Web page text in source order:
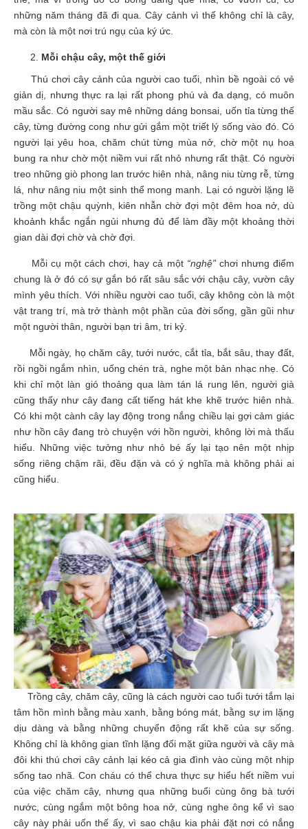
những năm tháng đã đi qua. Cây cảnh vì thế không chỉ là cây,
mà còn là một nơi trú ngụ của ký ức.
Mỗi chậu cây, một thế giới
Thú chơi cây cảnh của người cao tuổi, nhìn bề ngoài có vẻ
giản dị, nhưng thực ra lại rất phong phú và đa dạng, có muôn
mầu sắc. Có người say mê những dáng bonsai, uốn tỉa từng thế
cây, từng đường cong như gửi gắm một triết lý sống vào đó. Có
người lại yêu hoa, chăm chút từng mùa nở, chờ một nụ hoa
bung ra như chờ một niềm vui rất nhỏ nhưng rất thật. Có người
treo những giò phong lan trước hiên nhà, nâng niu từng rễ, từng
lá, như nâng niu một sinh thể mong manh. Lại có người lặng lẽ
trồng một chậu quỳnh, kiên nhẫn chờ đợi một đêm hoa nở, dù
khoảnh khắc ngắn ngủi nhưng đủ để làm đầy một khoảng thời
gian dài đợi chờ và chờ đợi.
Mỗi cụ một cách chơi, hay cả một “nghệ” chơi nhưng điểm
chung là ở đó có sự gắn bó rất sâu sắc với chậu cây, vườn cây
mình yêu thích. Với nhiều người cao tuổi, cây không còn là một
vật trang trí, mà trở thành một phần của đời sống, gần gũi như
một người thân, người bạn tri âm, tri kỷ.
Mỗi ngày, họ chăm cây, tưới nước, cắt tỉa, bắt sâu, thay đất,
rồi ngồi ngắm nhìn, uống chén trà, nghe một bản nhạc nhẹ. Có
khi chỉ một làn gió thoảng qua làm tán lá rung lên, người già
cũng thấy như cây đang cất tiếng hát khe khẽ trước hiên nhà.
Có khi một cành cây lay động trong nắng chiều lại gợi cảm giác
như hồn cây đang trò chuyện với hồn người, không lời mà thấu
hiểu. Những việc tưởng như nhỏ bé ấy lại tạo nên một nhịp
sống riêng chậm rãi, đều đặn và có ý nghĩa mà không phải ai
cũng hiểu.
Trồng cây, chăm cây, cũng là cách người cao tuổi tưới tắm lại
tâm hồn mình bằng màu xanh, bằng bóng mát, bằng sự im lặng
dịu dàng và bằng những chuyển động rất khẽ của sự sống.
Không chỉ là không gian tĩnh lặng đối mặt giữa người và cây mà
đôi khi thú chơi cây cảnh lại kéo cả gia đình vào cùng một nhịp
sống tao nhã. Con cháu có thể chưa thực sự hiểu hết niềm vui
của việc chăm cây, nhưng qua những buổi cùng ông bà tưới
nước, cùng ngắm một bông hoa nở, cùng nghe ông kể vì sao
cây này phải uốn thế ấy, vì sao chậu kia phải đặt nơi có nắng